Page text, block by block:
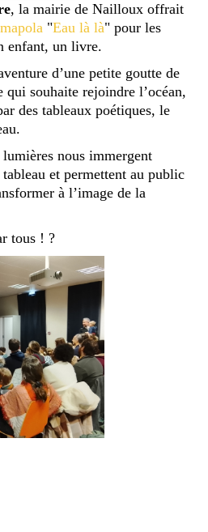
, la mairie de Nailloux offrait
"Eau là là" pour les
enfant, un livre.
d’une petite goutte de
qui souhaite rejoindre l’océan,
des tableaux poétiques, le
nous immergent
et permettent au public
à l’image de la
tous ! ?